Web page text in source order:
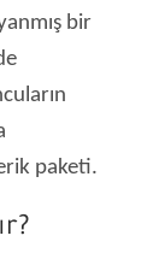
bir
paketi.